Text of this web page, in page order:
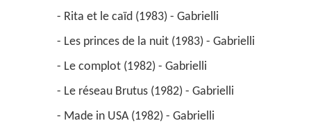
- Rita et le caïd (1983) - Gabrielli
- Les princes de la nuit (1983) - Gabrielli
- Le complot (1982) - Gabrielli
- Le réseau Brutus (1982) - Gabrielli
- Made in USA (1982) - Gabrielli